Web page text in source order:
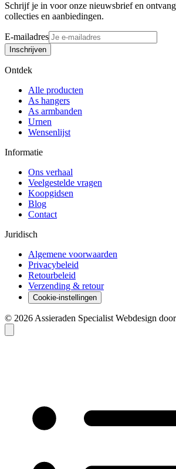
Schrijf je in voor onze nieuwsbrief en
collecties en aanbiedingen.
E-mailadres
Inschrijven
Ontdek
Alle producten
As hangers
As armbanden
Urnen
Wensenlijst
Informatie
Ons verhaal
Veelgestelde vragen
Koopgidsen
Blog
Contact
Juridisch
Algemene voorwaarden
Privacybeleid
Retourbeleid
Verzending & retour
Cookie-instellingen
© 2026 Assieraden Specialist Webdesign door